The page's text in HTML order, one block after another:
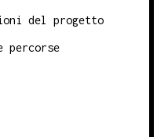
del progetto